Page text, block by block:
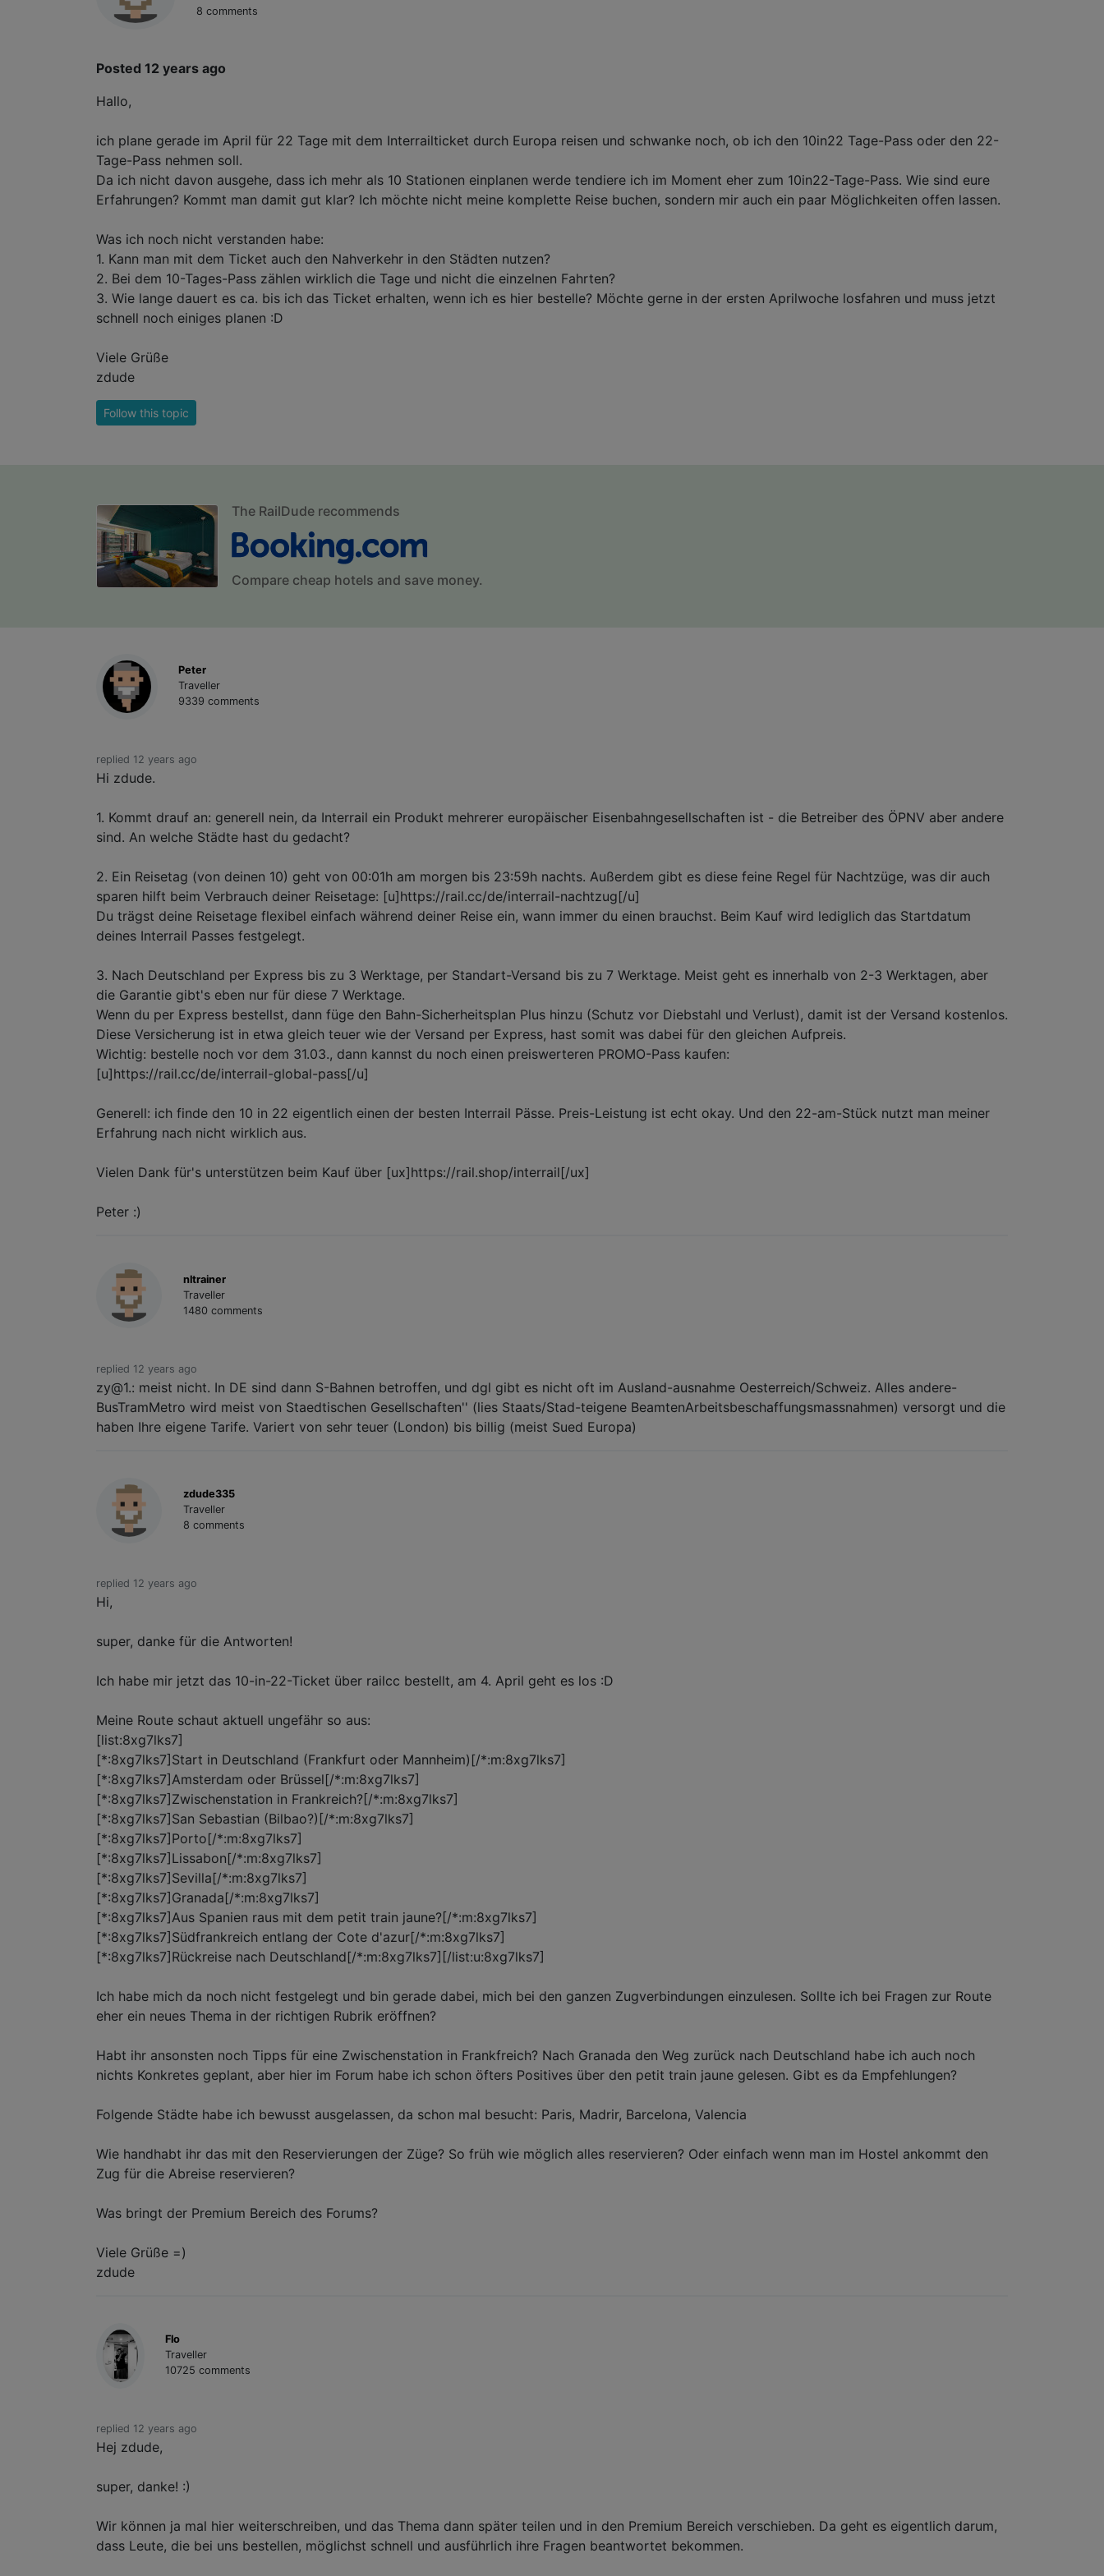
8 comments
Posted 12 years ago
Hallo,
ich plane gerade im April für 22 Tage mit dem Interrailticket durch Europa reisen und schwanke noch, ob ich den 10in22 Tage-Pass oder den 22-
Tage-Pass nehmen soll.
Da ich nicht davon ausgehe, dass ich mehr als 10 Stationen einplanen werde tendiere ich im Moment eher zum 10in22-Tage-Pass. Wie sind eure
Erfahrungen? Kommt man damit gut klar? Ich möchte nicht meine komplette Reise buchen, sondern mir auch ein paar Möglichkeiten offen lassen.
Was ich noch nicht verstanden habe:
1. Kann man mit dem Ticket auch den Nahverkehr in den Städten nutzen?
2. Bei dem 10-Tages-Pass zählen wirklich die Tage und nicht die einzelnen Fahrten?
3. Wie lange dauert es ca. bis ich das Ticket erhalten, wenn ich es hier bestelle? Möchte gerne in der ersten Aprilwoche losfahren und muss jetzt
schnell noch einiges planen :D
Viele Grüße
zdude
Follow this topic
The RailDude recommends
Compare cheap hotels and save money.
Peter
Traveller
9339 comments
replied 12 years ago
Hi zdude.
1. Kommt drauf an: generell nein, da Interrail ein Produkt mehrerer europäischer Eisenbahngesellschaften ist - die Betreiber des ÖPNV aber andere
sind. An welche Städte hast du gedacht?
2. Ein Reisetag (von deinen 10) geht von 00:01h am morgen bis 23:59h nachts. Außerdem gibt es diese feine Regel für Nachtzüge, was dir auch
sparen hilft beim Verbrauch deiner Reisetage: [u]https://rail.cc/de/interrail-nachtzug[/u]
Du trägst deine Reisetage flexibel einfach während deiner Reise ein, wann immer du einen brauchst. Beim Kauf wird lediglich das Startdatum
deines Interrail Passes festgelegt.
3. Nach Deutschland per Express bis zu 3 Werktage, per Standart-Versand bis zu 7 Werktage. Meist geht es innerhalb von 2-3 Werktagen, aber
die Garantie gibt's eben nur für diese 7 Werktage.
Wenn du per Express bestellst, dann füge den Bahn-Sicherheitsplan Plus hinzu (Schutz vor Diebstahl und Verlust), damit ist der Versand kostenlos.
Diese Versicherung ist in etwa gleich teuer wie der Versand per Express, hast somit was dabei für den gleichen Aufpreis.
Wichtig: bestelle noch vor dem 31.03., dann kannst du noch einen preiswerteren PROMO-Pass kaufen:
[u]https://rail.cc/de/interrail-global-pass[/u]
Generell: ich finde den 10 in 22 eigentlich einen der besten Interrail Pässe. Preis-Leistung ist echt okay. Und den 22-am-Stück nutzt man meiner
Erfahrung nach nicht wirklich aus.
Vielen Dank für's unterstützen beim Kauf über [ux]https://rail.shop/interrail[/ux]
Peter :)
nltrainer
Traveller
1480 comments
replied 12 years ago
zy@1.: meist nicht. In DE sind dann S-Bahnen betroffen, und dgl gibt es nicht oft im Ausland-ausnahme Oesterreich/Schweiz. Alles andere-
BusTramMetro wird meist von Staedtischen Gesellschaften'' (lies Staats/Stad-teigene BeamtenArbeitsbeschaffungsmassnahmen) versorgt und die
haben Ihre eigene Tarife. Variert von sehr teuer (London) bis billig (meist Sued Europa)
zdude335
Traveller
8 comments
replied 12 years ago
Hi,
super, danke für die Antworten!
Ich habe mir jetzt das 10-in-22-Ticket über railcc bestellt, am 4. April geht es los :D
Meine Route schaut aktuell ungefähr so aus:
[list:8xg7lks7]
[*:8xg7lks7]Start in Deutschland (Frankfurt oder Mannheim)[/*:m:8xg7lks7]
[*:8xg7lks7]Amsterdam oder Brüssel[/*:m:8xg7lks7]
[*:8xg7lks7]Zwischenstation in Frankreich?[/*:m:8xg7lks7]
[*:8xg7lks7]San Sebastian (Bilbao?)[/*:m:8xg7lks7]
[*:8xg7lks7]Porto[/*:m:8xg7lks7]
[*:8xg7lks7]Lissabon[/*:m:8xg7lks7]
[*:8xg7lks7]Sevilla[/*:m:8xg7lks7]
[*:8xg7lks7]Granada[/*:m:8xg7lks7]
[*:8xg7lks7]Aus Spanien raus mit dem petit train jaune?[/*:m:8xg7lks7]
[*:8xg7lks7]Südfrankreich entlang der Cote d'azur[/*:m:8xg7lks7]
[*:8xg7lks7]Rückreise nach Deutschland[/*:m:8xg7lks7][/list:u:8xg7lks7]
Ich habe mich da noch nicht festgelegt und bin gerade dabei, mich bei den ganzen Zugverbindungen einzulesen. Sollte ich bei Fragen zur Route
eher ein neues Thema in der richtigen Rubrik eröffnen?
Habt ihr ansonsten noch Tipps für eine Zwischenstation in Frankfreich? Nach Granada den Weg zurück nach Deutschland habe ich auch noch
nichts Konkretes geplant, aber hier im Forum habe ich schon öfters Positives über den petit train jaune gelesen. Gibt es da Empfehlungen?
Folgende Städte habe ich bewusst ausgelassen, da schon mal besucht: Paris, Madrir, Barcelona, Valencia
Wie handhabt ihr das mit den Reservierungen der Züge? So früh wie möglich alles reservieren? Oder einfach wenn man im Hostel ankommt den
Zug für die Abreise reservieren?
Was bringt der Premium Bereich des Forums?
Viele Grüße =)
zdude
Flo
Traveller
10725 comments
replied 12 years ago
Hej zdude,
super, danke! :)
Wir können ja mal hier weiterschreiben, und das Thema dann später teilen und in den Premium Bereich verschieben. Da geht es eigentlich darum,
dass Leute, die bei uns bestellen, möglichst schnell und ausführlich ihre Fragen beantwortet bekommen.